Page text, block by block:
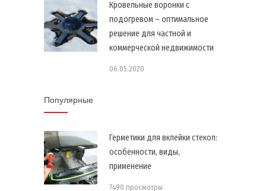
Кровельные воронки с
подогревом – оптимальное
решение для частной и
коммерческой недвижимости
06.05.2020
Популярные
Герметики для вклейки стекол:
особенности, виды,
применение
7490 просмотры